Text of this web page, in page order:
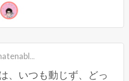
、いつも動じず、どっ